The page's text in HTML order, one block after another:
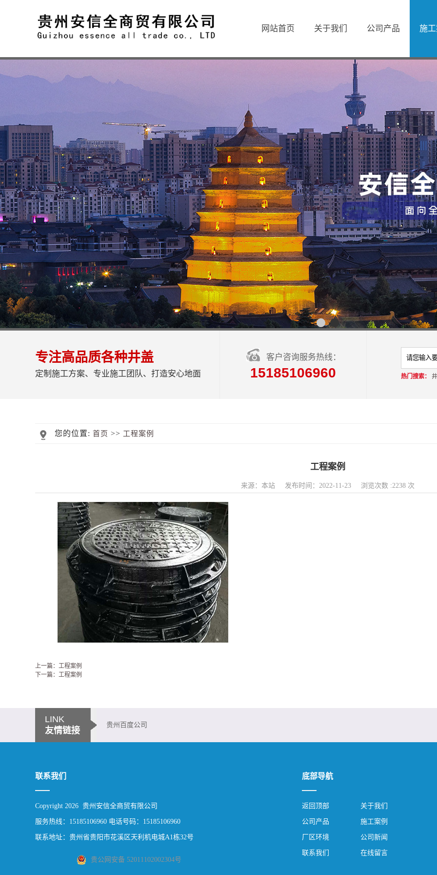
网站首页 关于我们 公司产品 施
专注高品质各种井盖
定制施工方案、专业施工团队、打造安心地面
客户咨询服务热线：
15185106960 热门搜索：
您的位置: 首页 >> 工程案例
工程案例
来源：本站 发布时间：2022-11-23 浏览次数 :2238 次
上一篇：工程案例
下一篇：工程案例
LINK
友情链接
贵州百度公司
联系我们
Copyright 2026 贵州安信全商贸有限公司
服务热线：15185106960 电话号码：15185106960
联系地址：贵州省贵阳市花溪区天利机电城A1栋32号
贵公网安备 52011102002304号
底部导航
返回顶部 关于我们
公司产品 施工案例
厂区环境 公司新闻
联系我们 在线留言